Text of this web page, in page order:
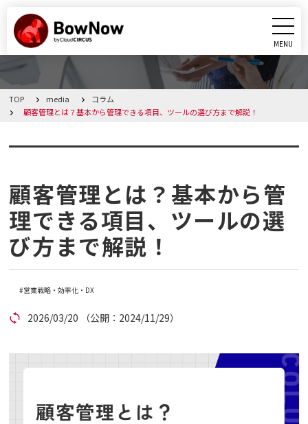
MENU
CLOSE
BowNowとは
課題別活用シーン
機能
料金・プラン
導入事例
メディア
アカウント発行
資料ダウンロード
TOP media
コラム
顧客管理とは？基本から管理できる項目、ツールの選び方まで解説！
コラム
顧客管理とは？基本から管
理できる項目、ツールの選
び方まで解説！
営業戦略・効率化・DX
2026/03/20 （公開：2024/11/29）